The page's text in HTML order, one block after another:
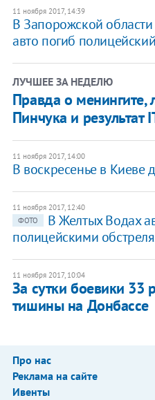
11 ноября 2017, 14:39
В Запорожской
авто погиб полицейский
ЛУЧШЕЕ ЗА НЕДЕЛЮ
Правда о менингите,
Пинчука и результат
11 ноября 2017, 14:00
В воскресенье в Киеве
11 ноября 2017, 12:40
ФОТО
В Желтых Водах
полицейскими
11 ноября 2017, 10:04
За сутки боевики
тишины на Донбассе
Про нас
Реклама на сайте
Ивенты